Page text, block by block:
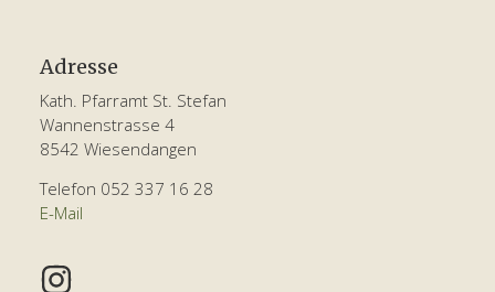
Adresse
Kath. Pfarramt St. Stefan
Wannenstrasse 4
8542 Wiesendangen
Telefon 052 337 16 28
E-Mail